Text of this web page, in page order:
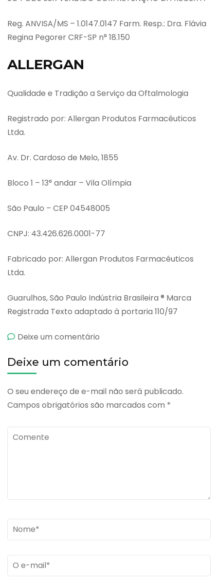
Reg. ANVISA/MS – 1.0147.0147 Farm. Resp.: Dra. Flávia
Regina Pegorer CRF-SP n° 18.150
ALLERGAN
Qualidade e Tradição a Serviço da Oftalmologia
Registrado por: Allergan Produtos Farmacêuticos
Ltda.
Av. Dr. Cardoso de Melo, 1855
Bloco 1 – 13° andar – Vila Olímpia
São Paulo – CEP 04548005
CNPJ: 43.426.626.0001-77
Fabricado por: Allergan Produtos Farmacêuticos
Ltda.
Guarulhos, São Paulo Indústria Brasileira ® Marca
Registrada Texto adaptado à portaria 110/97
Deixe um comentário
Deixe um comentário
O seu endereço de e-mail não será publicado.
Campos obrigatórios são marcados com *
Comente
Name*
Email *